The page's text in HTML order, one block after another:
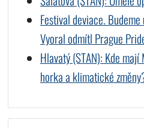
Festival deviace.
Vyoral odmítl Prague
Hlavatý (STAN): Kde
horka a klimatické